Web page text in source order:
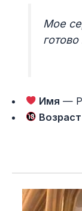
Мое
Имя —
Возраст